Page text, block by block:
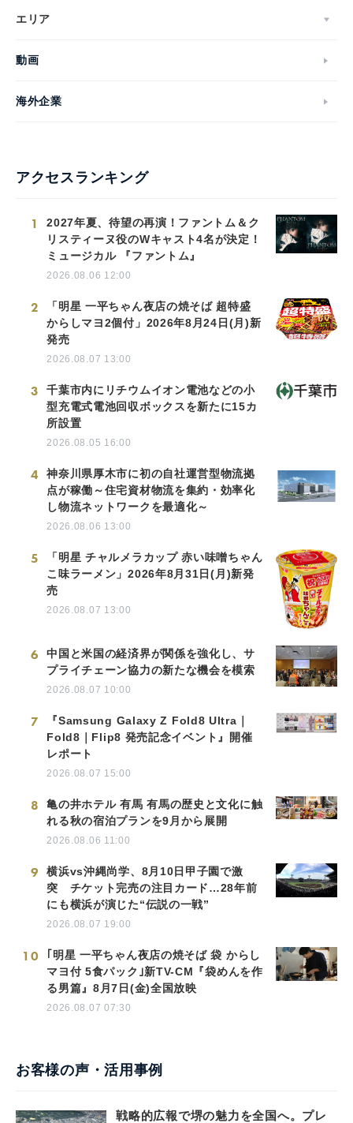
エリア
動画
海外企業
アクセスランキング
1
2027年夏、待望の再演！ファントム＆ク
リスティーヌ役のWキャスト4名が決定！
ミュージカル 『ファントム』
2026.08.06 12:00
2
「明星 一平ちゃん夜店の焼そば 超特盛
からしマヨ2個付」2026年8月24日(月)新
発売
2026.08.07 13:00
3
千葉市内にリチウムイオン電池などの小
型充電式電池回収ボックスを新たに15カ
所設置
2026.08.05 16:00
4
神奈川県厚木市に初の自社運営型物流拠
点が稼働～住宅資材物流を集約・効率化
し物流ネットワークを最適化～
2026.08.06 13:00
5
「明星 チャルメラカップ 赤い味噌ちゃん
こ味ラーメン」2026年8月31日(月)新発
売
2026.08.07 13:00
6
中国と米国の経済界が関係を強化し、サ
プライチェーン協力の新たな機会を模索
2026.08.07 10:00
7
『Samsung Galaxy Z Fold8 Ultra｜
Fold8｜Flip8 発売記念イベント』開催
レポート
2026.08.07 15:00
8
亀の井ホテル 有馬 有馬の歴史と文化に触
れる秋の宿泊プランを9月から展開
2026.08.06 11:00
9
横浜vs沖縄尚学、8月10日甲子園で激
突 チケット完売の注目カード…28年前
にも横浜が演じた“伝説の一戦”
2026.08.07 19:00
10
｢明星 一平ちゃん夜店の焼そば 袋 からし
マヨ付 5食パック｣新TV-CM『袋めんを作
る男篇』8月7日(金)全国放映
2026.08.07 07:30
お客様の声・活用事例
戦略的広報で堺の魅力を全国へ。プレ